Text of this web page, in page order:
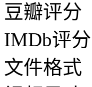
豆瓣评分
IMDb评
文件格式